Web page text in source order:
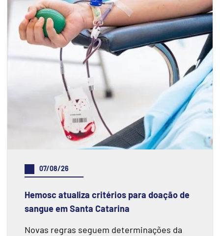
07/08/26
Hemosc atualiza critérios para doação de
sangue em Santa Catarina
Novas regras seguem determinações da